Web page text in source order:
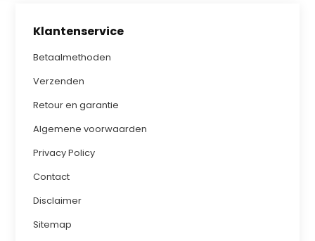
Klantenservice
Betaalmethoden
Verzenden
Retour en garantie
Algemene voorwaarden
Privacy Policy
Contact
Disclaimer
Sitemap